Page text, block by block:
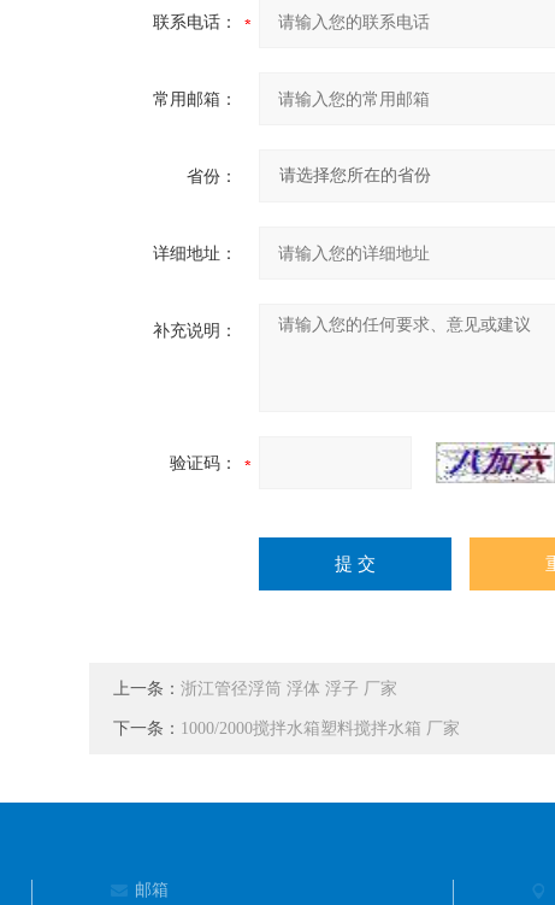
联系电话：
常用邮箱：
省份：
详细地址：
补充说明：
验证码：
上一条： 浙江管径浮筒 浮体 浮子 厂家
下一条： 1000/2000搅拌水箱塑料搅拌水箱 厂家
邮箱